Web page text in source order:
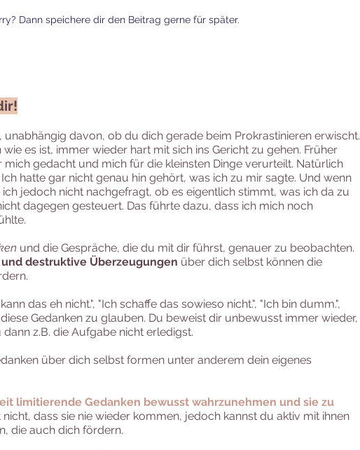
Dann speichere dir den Beitrag gerne für später.
unabhängig davon, ob du dich gerade beim Prokrastinieren erwischt.
es ist, immer wieder hart mit sich ins Gericht zu gehen. Früher
gedacht und mich für die kleinsten Dinge verurteilt. Natürlich
hatte gar nicht genau hin gehört, was ich zu mir sagte. Und wenn
jedoch nicht nachgefragt, ob es eigentlich stimmt, was ich da zu
dagegen gesteuert. Das führte dazu, dass ich mich noch
und die Gespräche, die du mit dir führst, genauer zu beobachten.
destruktive Überzeugungen über dich selbst können die
das eh nicht.", "Ich schaffe das sowieso nicht.", "Ich bin dumm.",
Gedanken zu glauben. Du beweist dir unbewusst immer wieder,
z.B. die Aufgabe nicht erledigst.
über dich selbst formen unter anderem dein eigenes
limitierende Gedanken bewusst wahrzunehmen und sie zu
dass sie nie wieder kommen, jedoch kannst du aktiv mit ihnen
die auch dich fördern.